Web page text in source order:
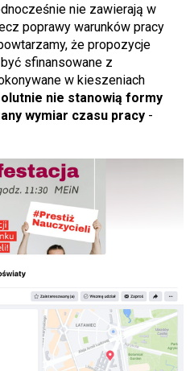
nie zawierają w
poprawy warunków pracy
że propozycje
sfinansowane z
w kieszeniach
nie stanowią formy
wymiar czasu pracy -